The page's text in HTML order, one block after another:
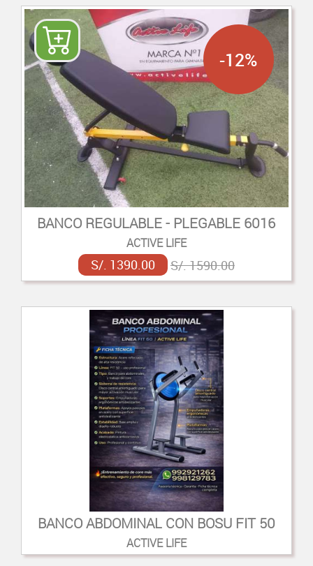
BANCO REGULABLE - PLEGABLE 6016
ACTIVE LIFE
S/. 1390.00 S/. 1590.00
-12%
BANCO ABDOMINAL CON BOSU FIT 50
ACTIVE LIFE